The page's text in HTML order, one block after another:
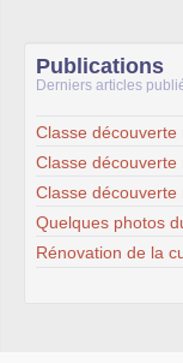
Publications
Derniers articles
Classe
Classe
Classe
Quelques photos
Rénovation de la